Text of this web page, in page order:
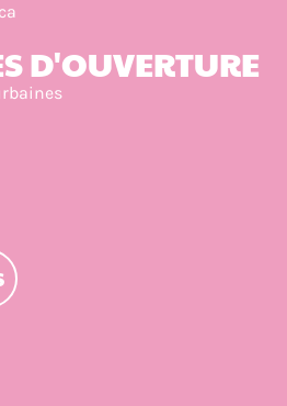
D'OUVERTURE